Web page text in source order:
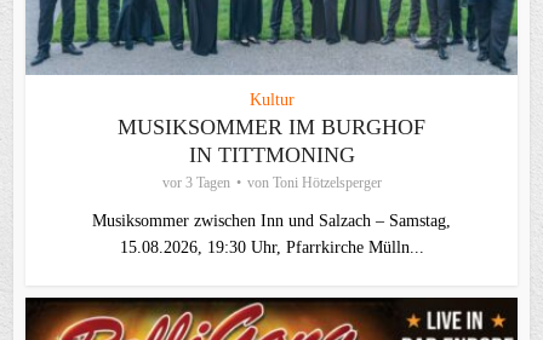
Kultur
MUSIKSOMMER IM BURGHOF
IN TITTMONING
vor 3 Tagen von Toni Hötzelsperger
Musiksommer zwischen Inn und Salzach – Samstag,
15.08.2026, 19:30 Uhr, Pfarrkirche Mülln...